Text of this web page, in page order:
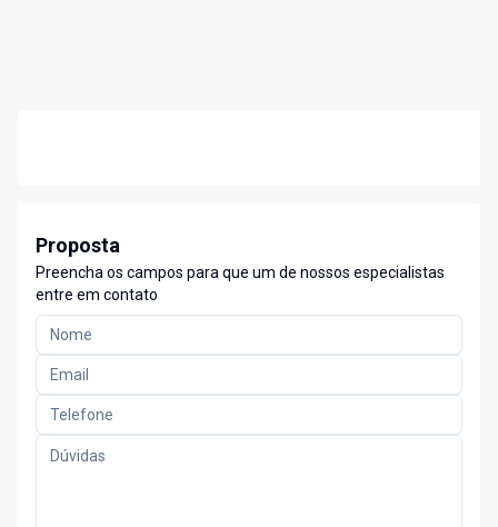
Proposta
Preencha os campos para que um de nossos especialistas
entre em contato